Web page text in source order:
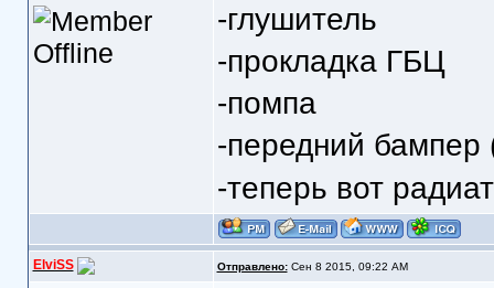
-глушитель
-прокладка ГБЦ
-помпа
-передний бампер
-теперь вот
ElviSS Отправлено:Сен 8 2015, 09:22 AM